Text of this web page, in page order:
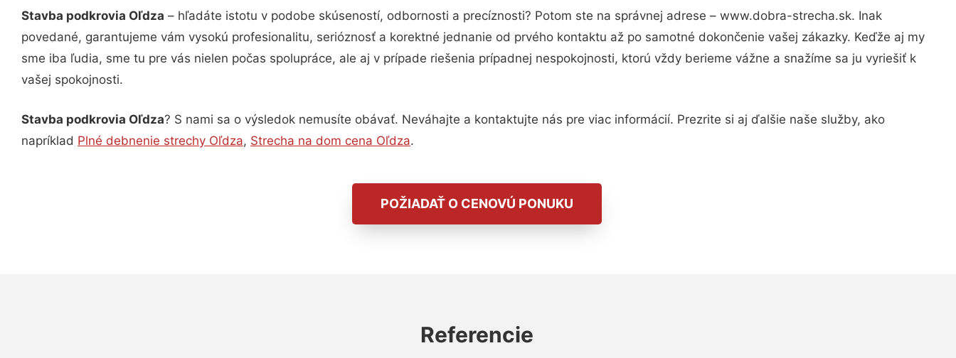
Stavba podkrovia Oľdza – hľadáte istotu v podobe skúseností, odbornosti a precíznosti? Potom ste na správnej adrese – www.dobra-strecha.sk. Inak
povedané, garantujeme vám vysokú profesionalitu, serióznosť a korektné jednanie od prvého kontaktu až po samotné dokončenie vašej zákazky. Keďže aj my
sme iba ľudia, sme tu pre vás nielen počas spolupráce, ale aj v prípade riešenia prípadnej nespokojnosti, ktorú vždy berieme vážne a snažíme sa ju vyriešiť k
vašej spokojnosti.
Stavba podkrovia Oľdza? S nami sa o výsledok nemusíte obávať. Neváhajte a kontaktujte nás pre viac informácií. Prezrite si aj ďalšie naše služby, ako
napríklad Plné debnenie strechy Oľdza, Strecha na dom cena Oľdza.
POŽIADAŤ O CENOVÚ PONUKU
Referencie